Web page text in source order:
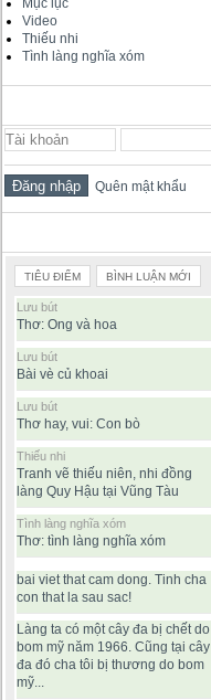
Mục lục
Video
Thiếu nhi
Tình làng nghĩa xóm
Quên mật khẩu
TIÊU ĐIỂM BÌNH LUẬN MỚI
Lưu bút
Thơ: Ong và hoa
Lưu bút
Bài vè củ khoai
Lưu bút
Thơ hay, vui: Con bò
Thiếu nhi
Tranh vẽ thiếu niên, nhi đồng
làng Quy Hậu tại Vũng Tàu
Tình làng nghĩa xóm
Thơ: tình làng nghĩa xóm
bai viet that cam dong. Tinh cha
con that la sau sac!
Làng ta có một cây đa bị chết do
bom mỹ năm 1966. Cũng tại cây
đa đó cha tôi bị thương do bom
mỹ...